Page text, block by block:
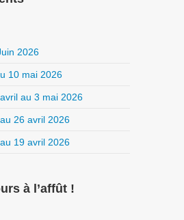
2026
10 mai 2026
au 3 mai 2026
26 avril 2026
19 avril 2026
à l’affût !